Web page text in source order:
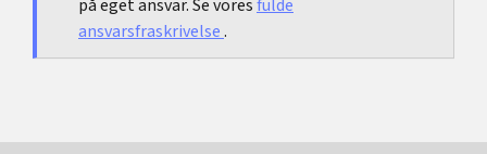
på eget ansvar. Se voresfulde
ansvarsfraskrivelse.